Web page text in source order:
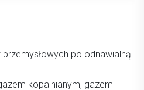
po odnawialną
kopalnianym, gazem